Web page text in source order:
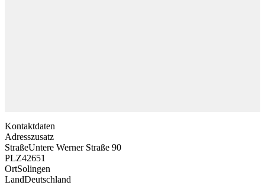
Kontaktdaten
Adresszusatz
StraßeUntere Werner Straße 90
PLZ42651
OrtSolingen
LandDeutschland